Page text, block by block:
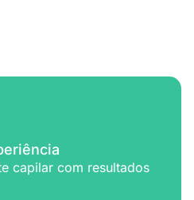
capilar com resultados